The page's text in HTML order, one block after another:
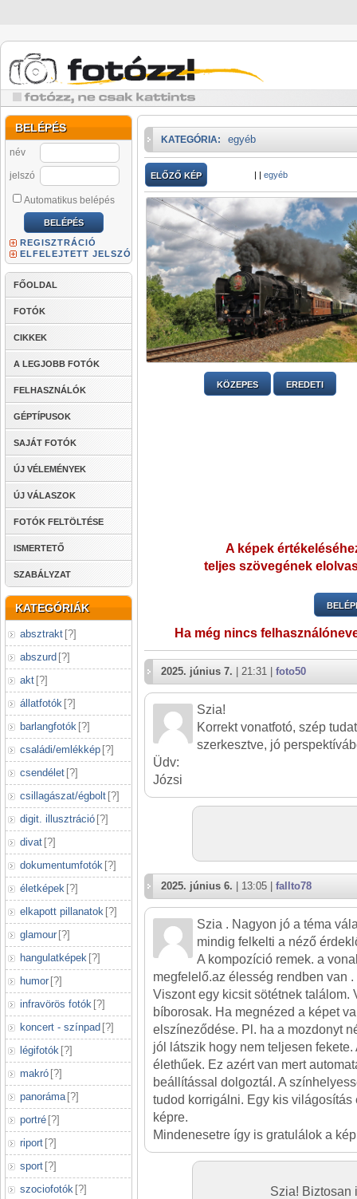
BELÉPÉS
név
jelszó
Automatikus belépés
REGISZTRÁCIÓ
ELFELEJTETT JELSZÓ
FŐOLDAL
FOTÓK
CIKKEK
A LEGJOBB FOTÓK
FELHASZNÁLÓK
GÉPTÍPUSOK
SAJÁT FOTÓK
ÚJ VÉLEMÉNYEK
ÚJ VÁLASZOK
FOTÓK FELTÖLTÉSE
ISMERTETŐ
SZABÁLYZAT
KATEGÓRIÁK
absztrakt [?]
abszurd [?]
akt [?]
állatfotók [?]
barlangfotók [?]
családi/emlékkép [?]
csendélet [?]
csillagászat/égbolt [?]
digit. illusztráció [?]
divat [?]
dokumentumfotók [?]
életképek [?]
elkapott pillanatok [?]
glamour [?]
hangulatképek [?]
humor [?]
infravörös fotók [?]
koncert - színpad [?]
légifotók [?]
makró [?]
panoráma [?]
portré [?]
riport [?]
sport [?]
szociofotók [?]
KATEGÓRIA: egyéb
ELŐZŐ KÉP | | egyéb
KÖZEPES EREDETI
A képek
teljes szövegének
Ha még nincs
2025. június 7. | 21:31 | foto50
Szia!
Korrekt vonatfotó, szép
szerkesztve, jó
Üdv:
Józsi
2025. június 6. | 13:05 | fallto78
Szia . Nagyon jó a téma
mindig felkelti a néző
A kompozíció remek. a
megfelelő.az élesség rendben van .
Viszont egy kicsit sötétnek találom.
bíborosak. Ha megnézed a képet
elszíneződése. Pl. ha a mozdonyt
jól látszik hogy nem teljesen
élethűek. Ez azért van mert
beállítással dolgoztál. A
tudod korrigálni. Egy kis világosítás
képre.
Mindenesetre így is gratulálok a
Szia! Biztosan